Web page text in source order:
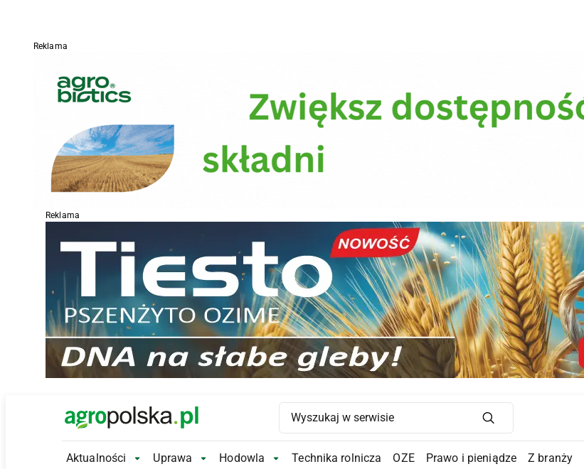
Reklama
Reklama
Main Logo
Main Navigation
Aktualności Aktualności Submenu
Uprawa Uprawa Submenu
Hodowla Hodowla Submenu
Technika rolnicza OZE Prawo i pieniądze Z branży